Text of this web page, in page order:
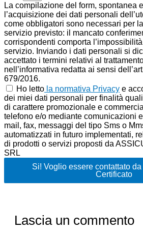
La compilazione del form, spontanea
l’acquisizione dei dati personali
come obbligatori sono necessari per
servizio previsto: il mancato
corrispondenti comporta
servizio. Inviando i dati personali si
accettato i termini relativi al
nell’informativa redatta ai sensi
679/2016.
Ho letto la normativa Privacy e
dei miei dati personali per finalità
di carattere promozionale e
telefono e/o mediante comunicazioni
mail, fax, messaggi del tipo Sms o
automatizzati in futuro implementati,
di prodotti o servizi proposti da
SRL
Si! Voglio essere contattato
Certificato
Lascia un commento